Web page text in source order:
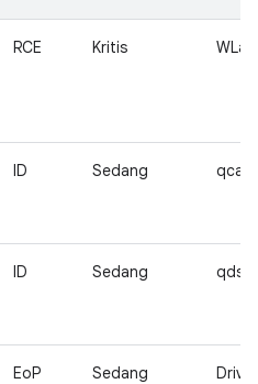
RCE Kritis WLan
ID Sedang
ID Sedang
EoP Sedang